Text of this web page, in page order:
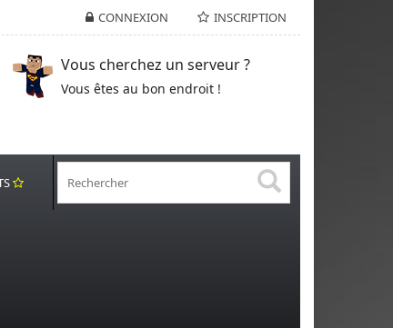
CONNEXION INSCRIPTION
Vous cherchez un serveur ?
Vous êtes au bon endroit !